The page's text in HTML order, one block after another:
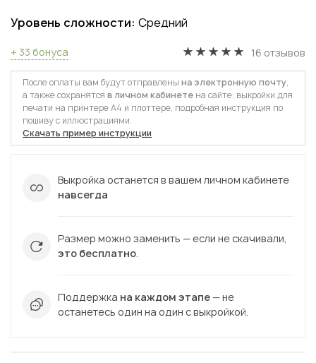
Уровень сложности: Средний
+ 33 бонуса 16 отзывов
После оплаты вам будут отправлены на электронную почту,
а также сохранятся в личном кабинете на сайте: выкройки для
печати на принтере А4 и плоттере, подробная инструкция по
пошиву с иллюстрациями.
Скачать пример инструкции
Выкройка останется в вашем личном кабинете
навсегда
Размер можно заменить — если не скачивали,
это бесплатно.
Поддержка на каждом этапе — не
останетесь один на один с выкройкой.